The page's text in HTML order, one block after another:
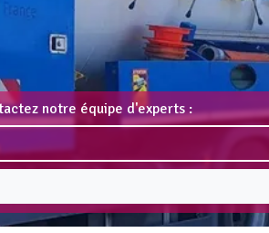
notre équipe d'experts :